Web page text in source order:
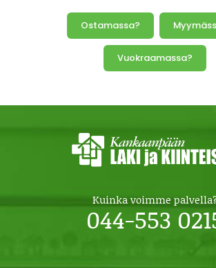
Ostamassa?
Vuokraamassa?
Kuinka voimme
044-553